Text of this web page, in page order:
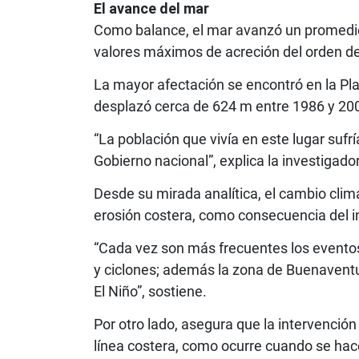
El avance del mar
Como balance, el mar avanzó un
valores máximos de acreción del orden
La mayor afectación se encontró en la
desplazó cerca de 624 m entre 1986 y
“La población que vivía en este lugar
Gobierno nacional”, explica la
Desde su mirada analítica, el cambio
erosión costera, como consecuencia del
“Cada vez son más frecuentes los
y ciclones; además la zona de
El Niño”, sostiene.
Por otro lado, asegura que la
línea costera, como ocurre cuando se